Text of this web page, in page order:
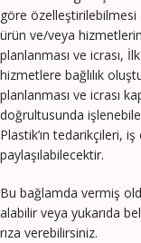
göre özelleştirilebilmesi
ürün ve/veya
planlanması ve icrası,
hizmetlere bağlılık
planlanması ve icrası
doğrultusunda
Plastik’ın tedarikçileri,
paylaşılabilecektir.
Bu bağlamda vermiş
alabilir veya yukarıda
rıza verebilirsiniz.